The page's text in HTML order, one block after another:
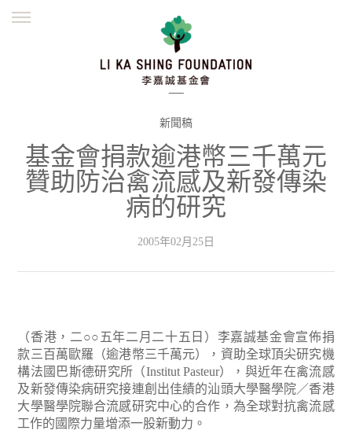
並肩同行
繁體
新聞稿
基金會捐款逾港幣三千萬元
贊助防治禽流感及新發傳染
病的研究
2005年02月25日
（香港，二○○五年二月二十五日）李嘉誠基金會宣佈捐
款三百萬歐羅（逾港幣三千萬元），資助全球頂尖研究機
構法國巴斯德研究所（Institut Pasteur），與近年在禽流感
及新發傳染病研究接連創出佳績的汕頭大學醫學院／香港
大學醫學院聯合流感研究中心的合作，為全球對抗禽流感
工作的國際力量增添一股新動力。